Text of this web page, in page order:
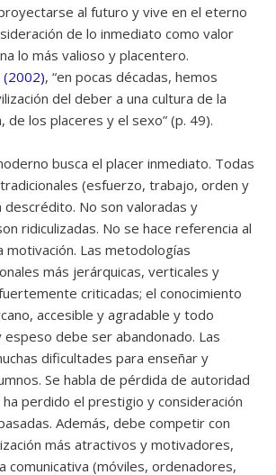
al futuro y vive en el eterno
de lo inmediato como valor
lo más valioso y placentero.
, “en pocas décadas, hemos
del deber a una cultura de la
de los placeres y el sexo” (p. 49).
busca el placer inmediato. Todas
(esfuerzo, trabajo, orden y
descrédito. No son valoradas y
ridiculizadas. No se hace referencia al
motivación. Las metodologías
más jerárquicas, verticales y
criticadas; el conocimiento
accesible y agradable y todo
debe ser abandonado. Las
dificultades para enseñar y
Se habla de pérdida de autoridad
perdido el prestigio y consideración
Además, debe competir con
más atractivos y motivadores,
comunicativa (móviles, ordenadores,